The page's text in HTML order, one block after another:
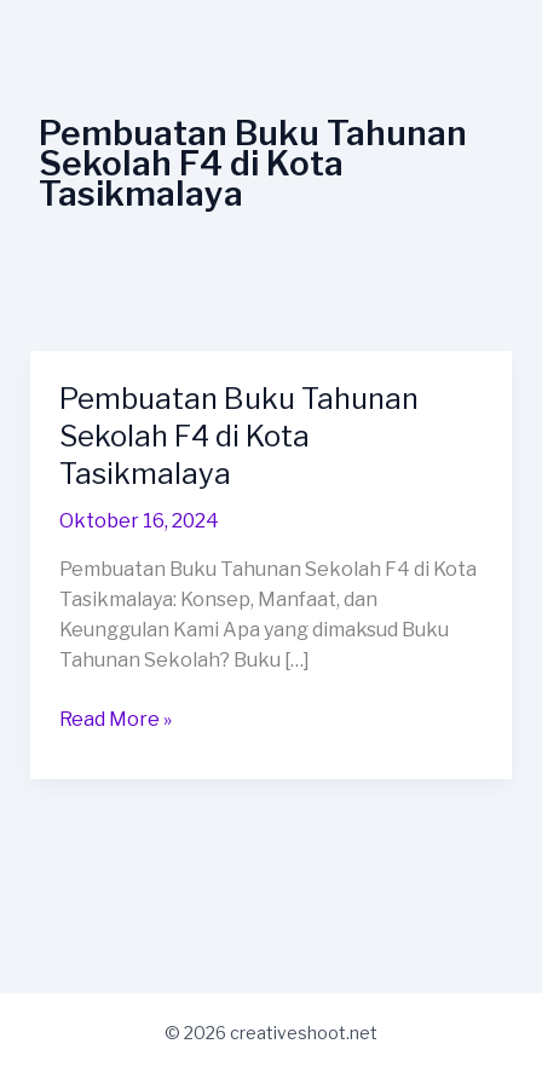
Pembuatan Buku Tahunan
Sekolah F4 di Kota
Tasikmalaya
Pembuatan Buku Tahunan
Sekolah F4 di Kota
Tasikmalaya
Oktober 16, 2024
Pembuatan Buku Tahunan Sekolah F4 di Kota
Tasikmalaya: Konsep, Manfaat, dan
Keunggulan Kami Apa yang dimaksud Buku
Tahunan Sekolah? Buku […]
Pembuatan
Buku
Tahunan
Sekolah
F4
Kota
Tasikmalaya
Read More »
© 2026 creativeshoot.net